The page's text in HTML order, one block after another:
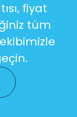
fiyat
tüm